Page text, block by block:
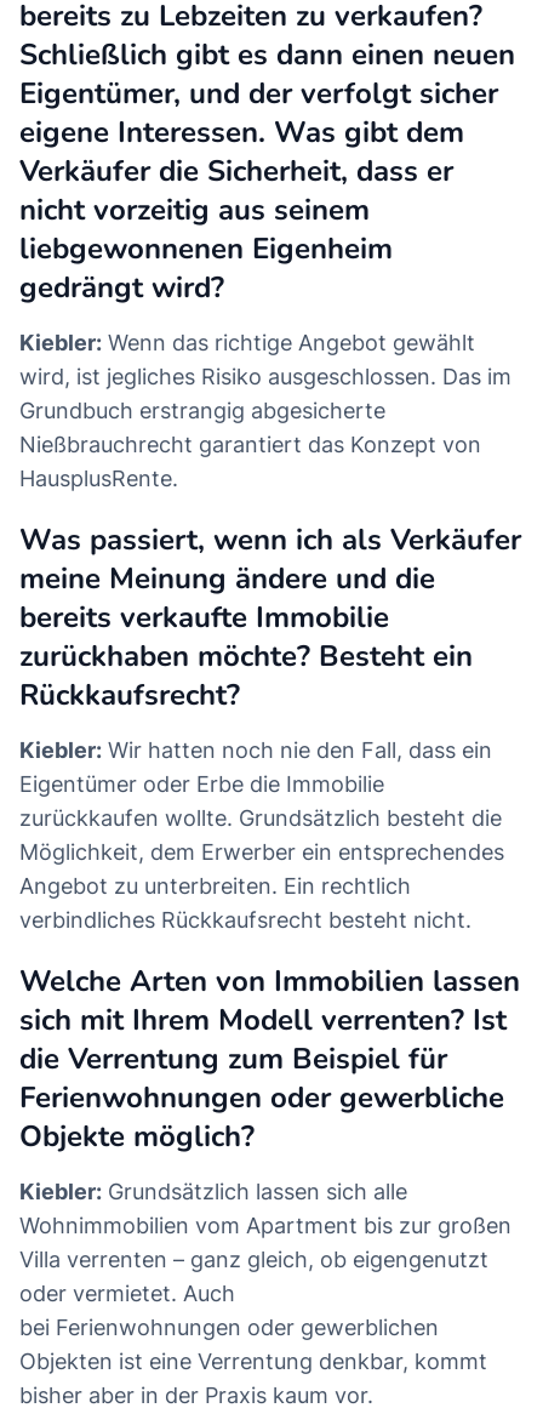
bereits zu Lebzeiten zu verkaufen?
Schließlich gibt es dann einen neuen
Eigentümer, und der verfolgt sicher
eigene Interessen. Was gibt dem
Verkäufer die Sicherheit, dass er
nicht vorzeitig aus seinem
liebgewonnenen Eigenheim
gedrängt wird?
Kiebler: Wenn das richtige Angebot gewählt
wird, ist jegliches Risiko ausgeschlossen. Das im
Grundbuch erstrangig abgesicherte
Nießbrauchrecht garantiert das Konzept von
HausplusRente.
Was passiert, wenn ich als Verkäufer
meine Meinung ändere und die
bereits verkaufte Immobilie
zurückhaben möchte? Besteht ein
Rückkaufsrecht?
Kiebler: Wir hatten noch nie den Fall, dass ein
Eigentümer oder Erbe die Immobilie
zurückkaufen wollte. Grundsätzlich besteht die
Möglichkeit, dem Erwerber ein entsprechendes
Angebot zu unterbreiten. Ein rechtlich
verbindliches Rückkaufsrecht besteht nicht.
Welche Arten von Immobilien lassen
sich mit Ihrem Modell verrenten? Ist
die Verrentung zum Beispiel für
Ferienwohnungen oder gewerbliche
Objekte möglich?
Kiebler: Grundsätzlich lassen sich alle
Wohnimmobilien vom Apartment bis zur großen
Villa verrenten – ganz gleich, ob eigengenutzt
oder vermietet. Auch
bei Ferienwohnungen oder gewerblichen
Objekten ist eine Verrentung denkbar, kommt
bisher aber in der Praxis kaum vor.